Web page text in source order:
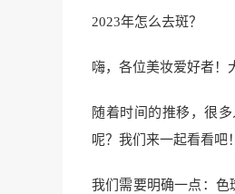
2023年怎么去斑？
嗨，各位美妆爱好者！
随着时间的推移，很
呢？我们来一起看看吧！
我们需要明确一点：色